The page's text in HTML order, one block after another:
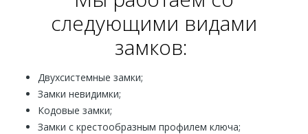
следующими видами
замков:
Двухсистемные замки;
Замки невидимки;
Кодовые замки;
Замки с крестообразным профилем ключа;